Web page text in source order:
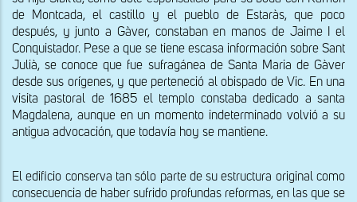
de Montcada, el castillo y el pueblo de Estaràs, que poco
después, y junto a Gàver, constaban en manos de Jaime I el
Conquistador. Pese a que se tiene escasa información sobre Sant
Julià, se conoce que fue sufragánea de Santa Maria de Gàver
desde sus orígenes, y que perteneció al obispado de Vic. En una
visita pastoral de 1685 el templo constaba dedicado a santa
Magdalena, aunque en un momento indeterminado volvió a su
antigua advocación, que todavía hoy se mantiene.
El edificio conserva tan sólo parte de su estructura original como
consecuencia de haber sufrido profundas reformas, en las que se